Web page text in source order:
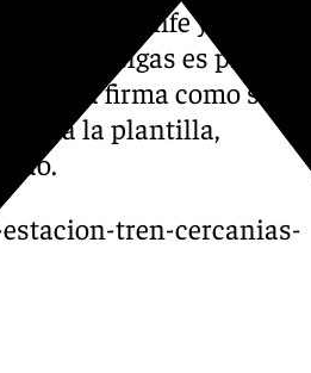
Renfe y Adif
las huelgas es propia de
de la firma como si no
voz a la plantilla,
estacion-tren-cercanias-